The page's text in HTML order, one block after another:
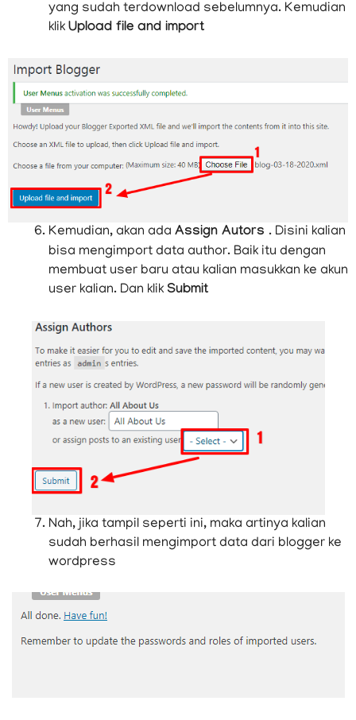
yang sudah terdownload sebelumnya. Kemudian
klik Upload file and import
Kemudian, akan ada Assign Autors . Disini kalian
bisa mengimport data author. Baik itu dengan
membuat user baru atau kalian masukkan ke akun
user kalian. Dan klik Submit
Nah, jika tampil seperti ini, maka artinya kalian
sudah berhasil mengimport data dari blogger ke
wordpress